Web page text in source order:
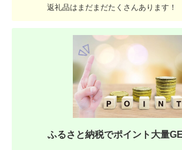
返礼品はまだまだたくさんあります！
ふるさと納税でポイント大量